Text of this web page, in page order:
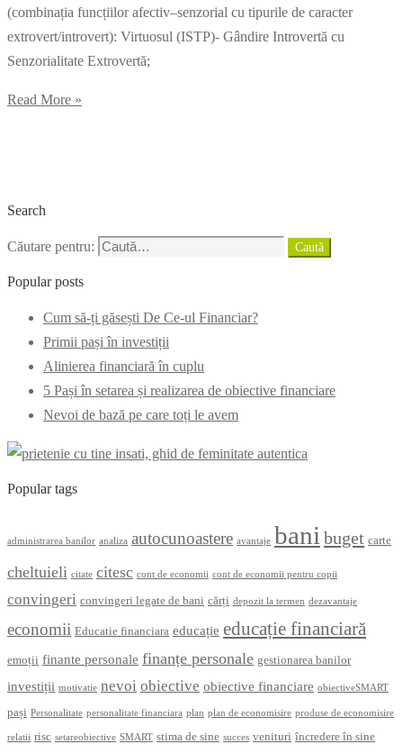
(combinația funcțiilor afectiv–senzorial cu tipurile de caracter
extrovert/introvert): Virtuosul (ISTP)- Gândire Introvertă cu
Senzorialitate Extrovertă;
Read More »
Search
Căutare pentru: Caută
Popular posts
Cum să-ți găsești De Ce-ul Financiar?
Primii pași în investiții
Alinierea financiară în cuplu
5 Pași în setarea și realizarea de obiective financiare
Nevoi de bază pe care toți le avem
Popular tags
administrarea banilor analiza autocunoastere avantaje bani buget carte
cheltuieli citate citesc cont de economii cont de economii pentru copii
convingeri convingeri legate de bani cărți depozit la termen dezavantaje
economii Educatie financiara educație educație financiară
emoții finante personale finanțe personale gestionarea banilor
investiții motivatie nevoi obiective obiective financiare obiectiveSMART
pași Personalitate personalitate financiara plan plan de economisire produse de economisire
relatii risc setareobiective SMART stima de sine succes venituri încredere în sine